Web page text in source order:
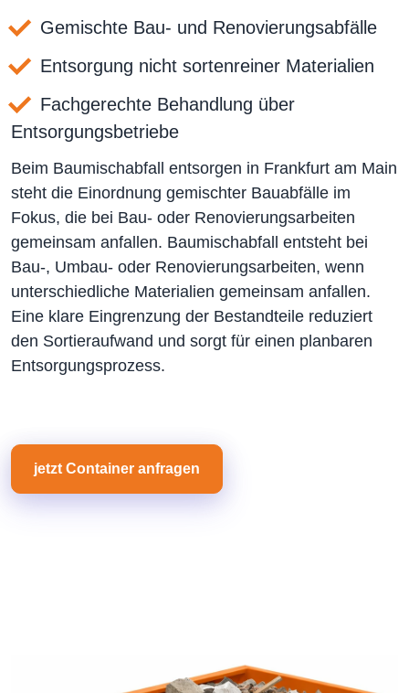
Gemischte Bau- und Renovierungsabfälle
Entsorgung nicht sortenreiner Materialien
Fachgerechte Behandlung über
Entsorgungsbetriebe
Beim Baumischabfall entsorgen in Frankfurt am Main
steht die Einordnung gemischter Bauabfälle im
Fokus, die bei Bau- oder Renovierungsarbeiten
gemeinsam anfallen. Baumischabfall entsteht bei
Bau-, Umbau- oder Renovierungsarbeiten, wenn
unterschiedliche Materialien gemeinsam anfallen.
Eine klare Eingrenzung der Bestandteile reduziert
den Sortieraufwand und sorgt für einen planbaren
Entsorgungsprozess.
jetzt Container anfragen